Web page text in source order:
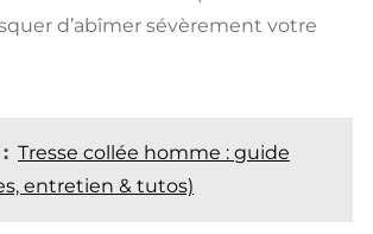
d’abîmer sévèrement votre
Tresse collée homme : guide
entretien & tutos)